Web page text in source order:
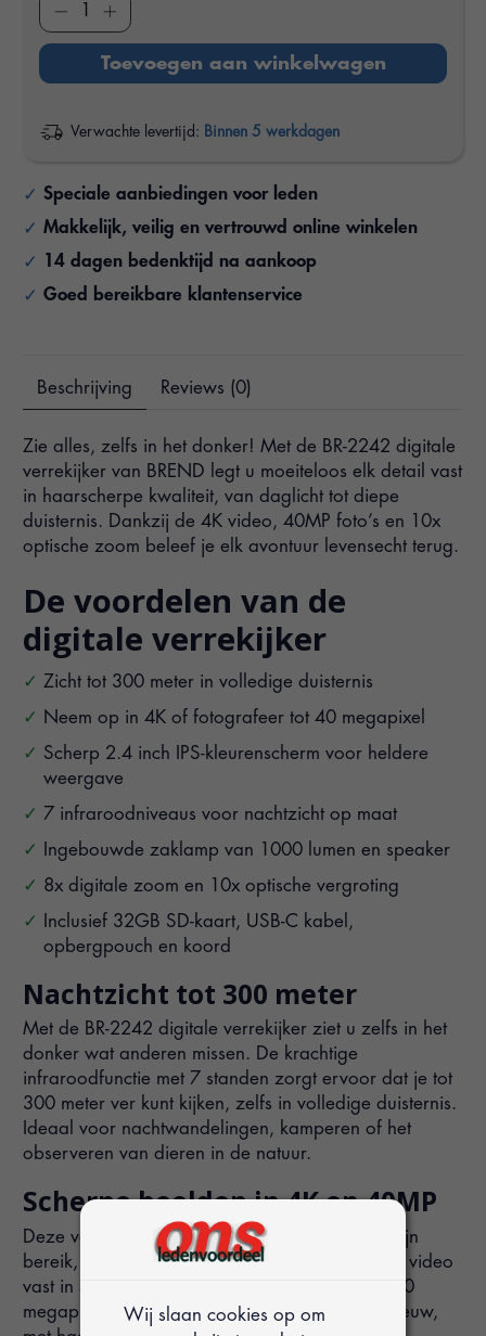
Toevoegen aan winkelwagen
Verwachte levertijd: Binnen 5 werkdagen
Speciale aanbiedingen voor leden
Makkelijk, veilig en vertrouwd online winkelen
14 dagen bedenktijd na aankoop
Goed bereikbare klantenservice
Beschrijving Reviews (0)
Zie alles, zelfs in het donker! Met de BR-2242 digitale
verrekijker van BREND legt u moeiteloos elk detail vast
in haarscherpe kwaliteit, van daglicht tot diepe
duisternis. Dankzij de 4K video, 40MP foto’s en 10x
optische zoom beleef je elk avontuur levensecht terug.
De voordelen van de
digitale verrekijker
Zicht tot 300 meter in volledige duisternis
Neem op in 4K of fotografeer tot 40 megapixel
Scherp 2.4 inch IPS-kleurenscherm voor heldere
weergave
7 infraroodniveaus voor nachtzicht op maat
Ingebouwde zaklamp van 1000 lumen en speaker
8x digitale zoom en 10x optische vergroting
Inclusief 32GB SD-kaart, USB-C kabel,
opbergpouch en koord
Nachtzicht tot 300 meter
Met de BR-2242 digitale verrekijker ziet u zelfs in het
donker wat anderen missen. De krachtige
infraroodfunctie met 7 standen zorgt ervoor dat je tot
300 meter ver kunt kijken, zelfs in volledige duisternis.
Ideaal voor nachtwandelingen, kamperen of het
observeren van dieren in de natuur.
Scherpe beelden in 4K en 40MP
Deze verrekijker maakt niet alleen indruk met zijn
bereik, maar ook met zijn beeldkwaliteit. U legt video
vast in 4K, 1080P of 720P en maakt foto’s tot 40
megapixels. Zo beleeft u elk moment later opnieuw,
Wij slaan cookies op om